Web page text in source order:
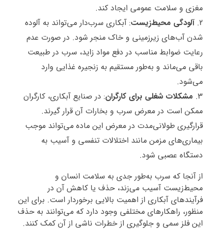
مغزی و سلامت عمومی ایجاد کند.
آلودگی محیط‌زیست: آبکاری سرب‌دار می‌تواند به آلوده
شدن آب‌های زیرزمینی و خاک منجر شود. در صورت عدم
رعایت ضوابط مناسب در دفع مواد زاید، سرب در طبیعت
باقی می‌ماند و به‌طور مستقیم به زنجیره غذایی وارد
می‌شود.
مشکلات شغلی برای کارگران: در صنایع آبکاری، کارگران
ممکن است در معرض سرب و بخارات آن قرار گیرند.
قرارگیری طولانی‌مدت در معرض این ماده می‌تواند موجب
بیماری‌های مزمن مانند اختلالات تنفسی و آسیب به
دستگاه عصبی شود.
از آنجا که سرب به‌طور جدی به سلامت انسان و
محیط‌زیست آسیب می‌زند، حذف یا کاهش آن در
فرآیندهای آبکاری از اهمیت بالایی برخوردار است. برای این
منظور، راهکارهای مختلفی وجود دارد که می‌توانند به حذف
این فلز سمی و جلوگیری از خطرات ناشی از آن کمک کنند.